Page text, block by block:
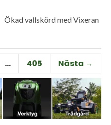
Ökad vallskörd med Vixeran
… 405 Nästa →